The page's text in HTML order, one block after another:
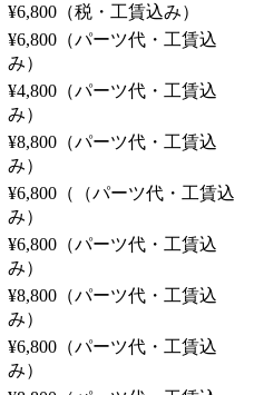
¥6,800（税・工賃込み）
¥6,800（パーツ代・工賃込
み）
¥4,800（パーツ代・工賃込
み）
¥8,800（パーツ代・工賃込
み）
¥6,800（（パーツ代・工賃込
み）
¥6,800（パーツ代・工賃込
み）
¥8,800（パーツ代・工賃込
み）
¥6,800（パーツ代・工賃込
み）